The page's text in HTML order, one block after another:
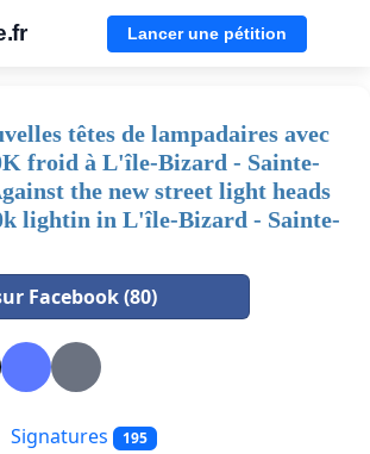
Lancer une pétition
têtes de lampadaires avec
froid à L'île-Bizard - Sainte-
the new street light heads
lightin in L'île-Bizard - Sainte-
Facebook (80)
Signatures 195